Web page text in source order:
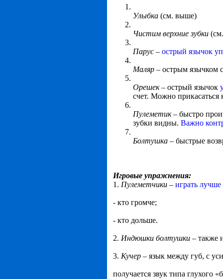
Улыбка (см. выше)
Чистим верхние зубки
Парус – острый язычок
Маляр – острым язычком
Орешек– острый язычок
счет. Можно прикасаться
Пулеметик– быстро
зубки видны. Важно
Болтушка – быстрые
Игровые упражнения:
1. Пулеметчики – играть
- кто громче;
- кто дольше.
2. Индюшки болтушки – также
3. Кучер – язык между губ, с
получается звук типа глухого